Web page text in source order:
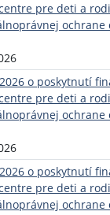
pre deti a
o poskytnutí
pre deti a
o poskytnutí
pre deti a